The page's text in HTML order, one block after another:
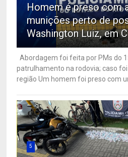
Homem é preso com
munições perto de
Washington Luiz, em
Abordagem foi feita por PMs do
patrulhamento na rodovia; caso
região Um homem foi preso com
5